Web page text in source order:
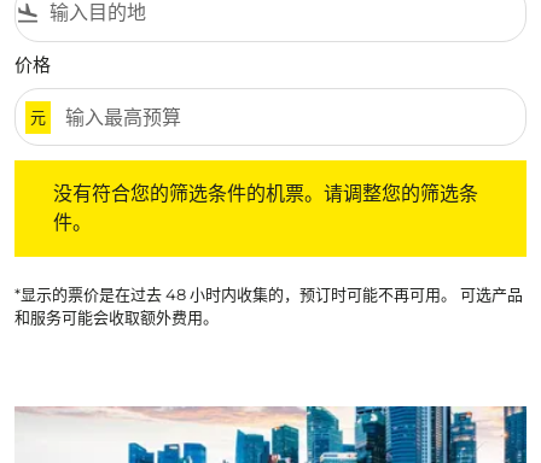
flight_land
价格
元
没有符合您的筛选条件的机票。请调整您的筛选条
件。
*显示的票价是在过去 48 小时内收集的，预订时可能不再可用。 可选产品
和服务可能会收取额外费用。